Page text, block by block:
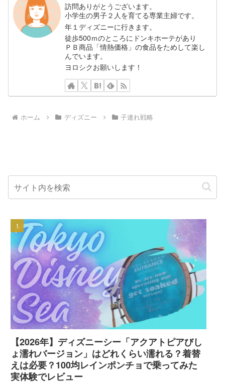
訪問ありがとうございます。
小学生の男子２人を育てる専業主婦です。
年１ディズニーに行きます。
徒歩500ｍのところにドンキホーテがあり
ＰＢ商品「情熱価格」の食品をためして楽し
んでいます。
ヨロシクお願いします！
ホーム ディズニー 子連れ戦略
【2026年】ディズニーシー「アクアトピアびし
ょ濡れバージョン」はどれくらい濡れる？着替
えは必要？100均レインポンチョで乗ってみた
実体験でレビュー